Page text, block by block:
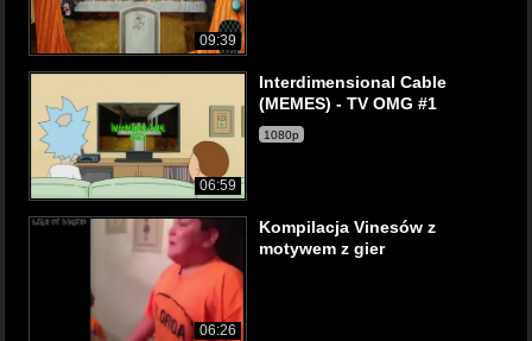
09:39
06:59
Interdimensional Cable
(MEMES) - TV OMG #1
1080p
06:26
Kompilacja Vinesów z
motywem z gier